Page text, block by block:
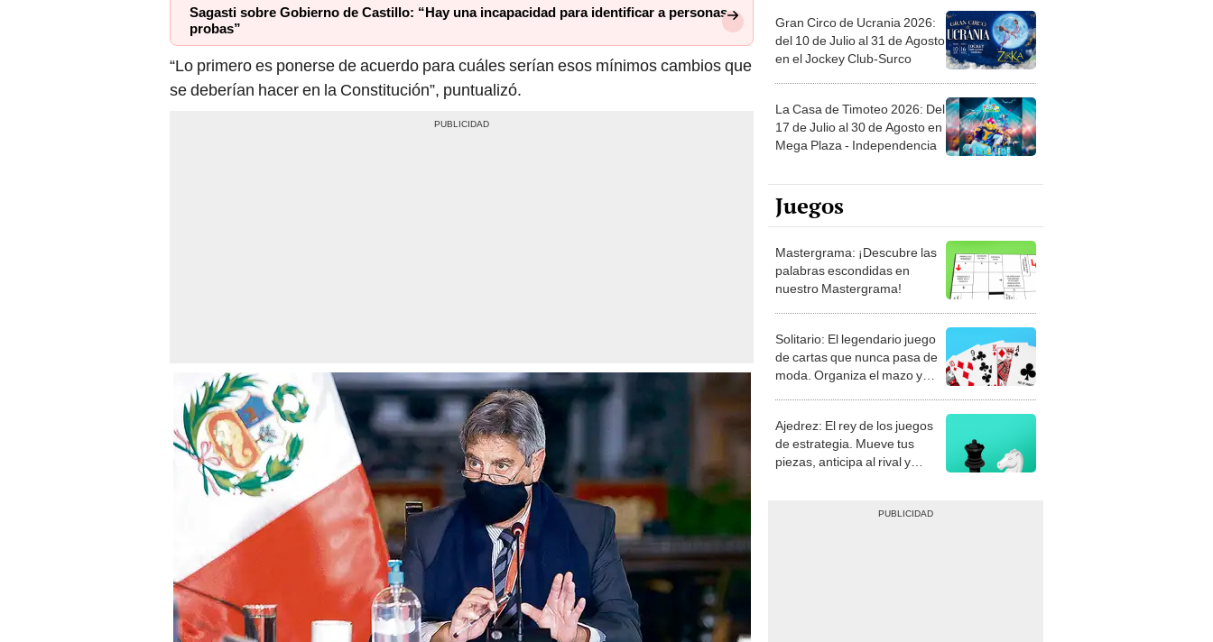
Sagasti sobre Gobierno de Castillo: “Hay una incapacidad para identificar a personas
probas”
“Lo primero es ponerse de acuerdo para cuáles serían esos mínimos cambios que
se deberían hacer en la Constitución”, puntualizó.
Gran Circo de Ucrania 2026:
del 10 de Julio al 31 de Agosto
en el Jockey Club-Surco
La Casa de Timoteo 2026: Del
17 de Julio al 30 de Agosto en
Mega Plaza - Independencia
Juegos
Mastergrama: ¡Descubre las
palabras escondidas en
nuestro Mastergrama!
Solitario: El legendario juego
de cartas que nunca pasa de
moda. Organiza el mazo y
Ajedrez: El rey de los juegos
de estrategia. Mueve tus
piezas, anticipa al rival y